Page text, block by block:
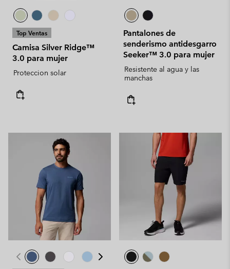
Top Ventas
Camisa Silver Ridge™
3.0 para mujer
Proteccion solar
Pantalones de
senderismo antidesgarro
Seeker™ 3.0 para mujer
Resistente al agua y las
manchas